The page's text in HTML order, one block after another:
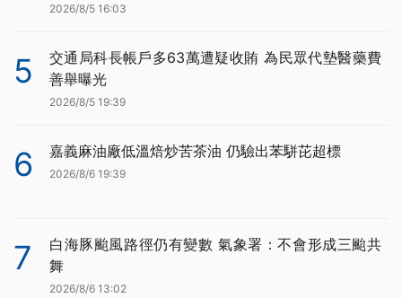
2026/8/5 16:03
5
交通局科長帳戶多63萬遭疑收賄 為民眾代墊醫藥費
善舉曝光
2026/8/5 19:39
6 嘉義麻油廠低溫焙炒苦茶油 仍驗出苯駢芘超標
2026/8/6 19:39
7
白海豚颱風路徑仍有變數 氣象署：不會形成三颱共
舞
2026/8/6 13:02